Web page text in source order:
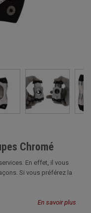
Chromé
En effet, il vous
Si vous préférez la
En savoir plus